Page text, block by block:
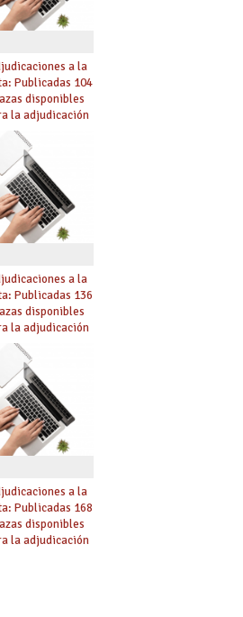
a la
Publicadas 104
disponibles
la adjudicación
mañana y abierto
de solicitudes
a la
Publicadas 136
disponibles
la adjudicación
mañana y abierto
de solicitudes
a la
Publicadas 168
disponibles
la adjudicación